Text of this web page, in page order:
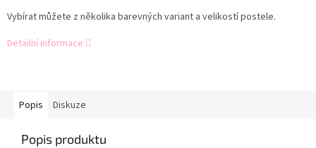
Vybírat můžete z několika barevných variant a velikostí postele.
Detailní informace
Popis Diskuze
Popis produktu